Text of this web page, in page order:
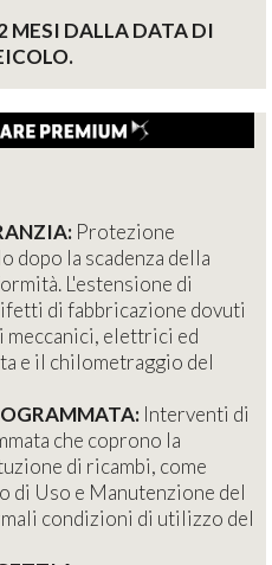
MESI DALLA DATA DI
Protezione
dopo la scadenza della
L'estensione di
di fabbricazione dovuti
meccanici, elettrici ed
e il chilometraggio del
Interventi di
che coprono la
di ricambi, come
di Uso e Manutenzione del
condizioni di utilizzo del